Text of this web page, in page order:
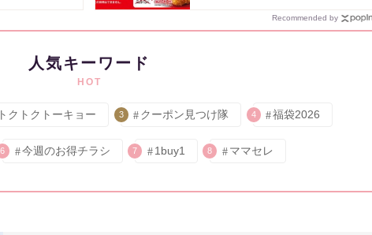
Recommended by
人気キーワード
HOT
トクトクトーキョー 3 クーポン見つけ隊 4 福袋2026
6 今週のお得チラシ 7 1buy1 8 ママセレ